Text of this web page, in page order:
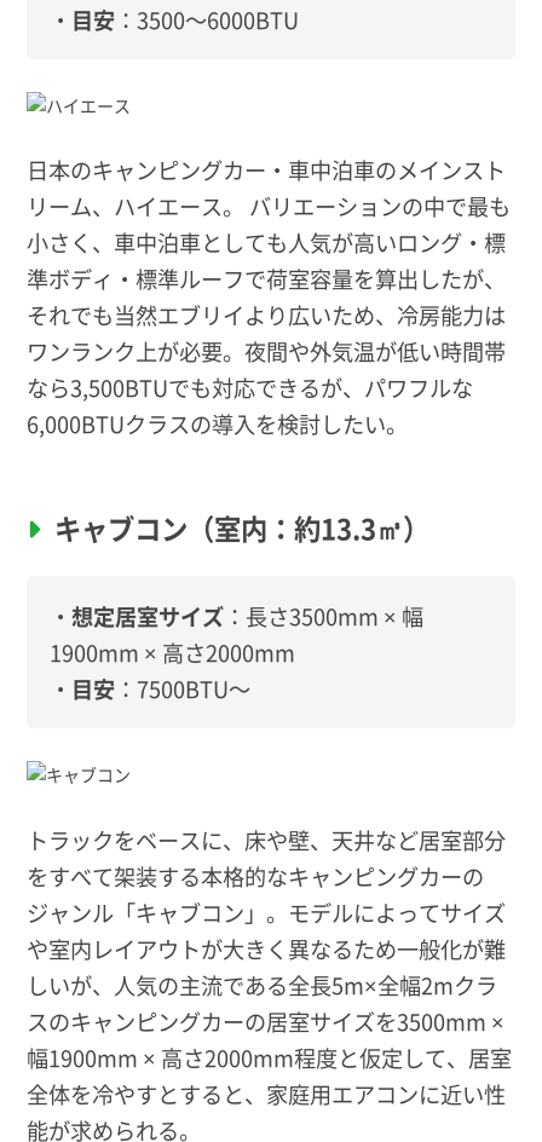
・ 目安：3500〜6000BTU
日本のキャンピングカー・車中泊車のメインスト
リーム、ハイエース。 バリエーションの中で最も
小さく、車中泊車としても人気が高いロング・標
準ボディ・標準ルーフで荷室容量を算出したが、
それでも当然エブリイより広いため、冷房能力は
ワンランク上が必要。夜間や外気温が低い時間帯
なら3,500BTUでも対応できるが、パワフルな
6,000BTUクラスの導入を検討したい。
キャブコン（室内：約13.3㎥）
・ 想定居室サイズ：長さ3500mm × 幅
1900mm × 高さ2000mm
・ 目安：7500BTU〜
トラックをベースに、床や壁、天井など居室部分
をすべて架装する本格的なキャンピングカーの
ジャンル「キャブコン」。モデルによってサイズ
や室内レイアウトが大きく異なるため一般化が難
しいが、人気の主流である全長5m×全幅2mクラ
スのキャンピングカーの居室サイズを3500mm ×
幅1900mm × 高さ2000mm程度と仮定して、居室
全体を冷やすとすると、家庭用エアコンに近い性
能が求められる。